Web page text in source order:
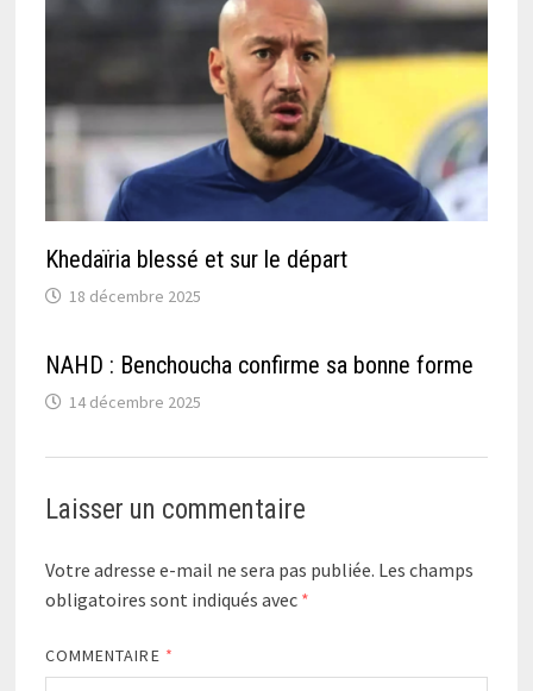
Khedaïria blessé et sur le départ
18 décembre 2025
NAHD : Benchoucha confirme sa bonne forme
14 décembre 2025
Laisser un commentaire
Votre adresse e-mail ne sera pas publiée. Les champs
obligatoires sont indiqués avec *
COMMENTAIRE *